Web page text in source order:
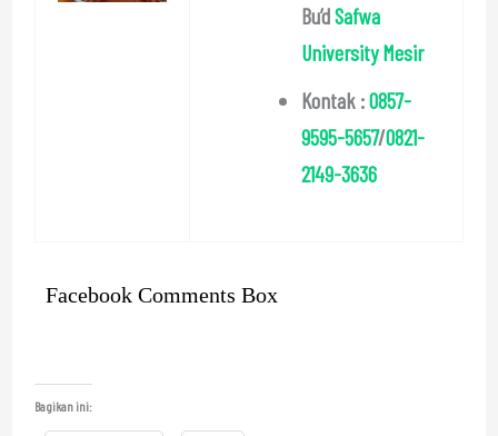
Bu’dSafwa
University Mesir
Kontak :0857-
9595-5657/0821-
2149-3636
Facebook Comments Box
Bagikan ini: